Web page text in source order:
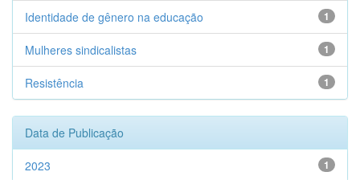
1
Identidade de gênero na educação
1
Mulheres sindicalistas
1
Resistência
Data de Publicação
1
2023